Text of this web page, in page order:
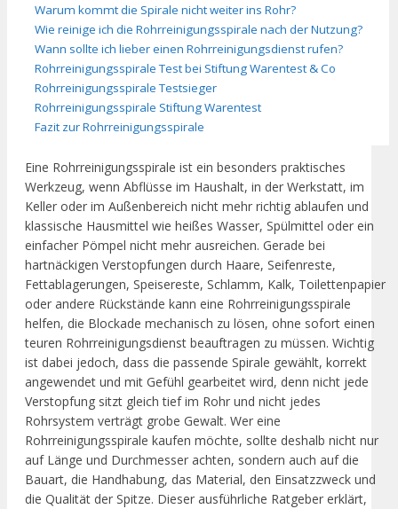
Warum kommt die Spirale nicht weiter ins Rohr?
Wie reinige ich die Rohrreinigungsspirale nach der Nutzung?
Wann sollte ich lieber einen Rohrreinigungsdienst rufen?
Rohrreinigungsspirale Test bei Stiftung Warentest & Co
Rohrreinigungsspirale Testsieger
Rohrreinigungsspirale Stiftung Warentest
Fazit zur Rohrreinigungsspirale
Eine Rohrreinigungsspirale ist ein besonders praktisches
Werkzeug, wenn Abflüsse im Haushalt, in der Werkstatt, im
Keller oder im Außenbereich nicht mehr richtig ablaufen und
klassische Hausmittel wie heißes Wasser, Spülmittel oder ein
einfacher Pömpel nicht mehr ausreichen. Gerade bei
hartnäckigen Verstopfungen durch Haare, Seifenreste,
Fettablagerungen, Speisereste, Schlamm, Kalk, Toilettenpapier
oder andere Rückstände kann eine Rohrreinigungsspirale
helfen, die Blockade mechanisch zu lösen, ohne sofort einen
teuren Rohrreinigungsdienst beauftragen zu müssen. Wichtig
ist dabei jedoch, dass die passende Spirale gewählt, korrekt
angewendet und mit Gefühl gearbeitet wird, denn nicht jede
Verstopfung sitzt gleich tief im Rohr und nicht jedes
Rohrsystem verträgt grobe Gewalt. Wer eine
Rohrreinigungsspirale kaufen möchte, sollte deshalb nicht nur
auf Länge und Durchmesser achten, sondern auch auf die
Bauart, die Handhabung, das Material, den Einsatzzweck und
die Qualität der Spitze. Dieser ausführliche Ratgeber erklärt,